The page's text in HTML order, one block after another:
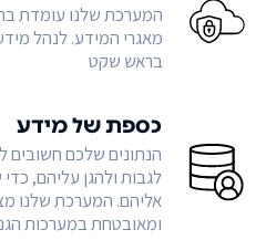
המערכת שלנו עומדת
מאגרי המידע. לנהל
בראש שקט
כספת של מידע
הנתונים שלכם חשובים
לגבות ולהגן עליהם,
אליהם. המערכת שלנו
ומאובטחת במערכות